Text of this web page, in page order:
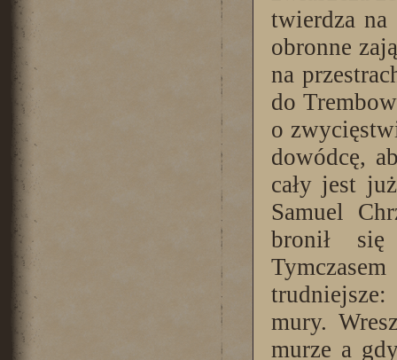
twierdza
obronne
na
do
o
dowódcę,
cały jest
Samuel
bronił
mury.
murze a